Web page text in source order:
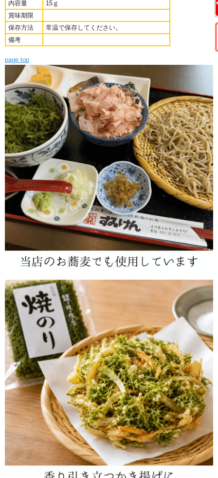
磯の香りがふわっと広がる、国産焼のり「地のり」です。
すみげんの蕎麦ランチで一番人気の「地のり蕎麦」にも使っている海
す。
お味噌汁、ラーメン、うどん、お蕎麦にはもちろん、サラダや酢の
物、天ぷら、ふりかけ代わりにも使いやすい一品。
黒のりをバラ干しにした乾燥タイプなので、手軽に使えて常温保存で
きるのも魅力です。
熱い汁に入れた瞬間に立ち上がる磯の香りは、いつもの食卓を少し贅
沢にしてくれます。ご家庭で、すみげんの地のり蕎麦のような香り高
い味わいをお楽しみください。
内容量
15ｇ
賞味期限
保存方法
常温で保存してください。
備考
page top